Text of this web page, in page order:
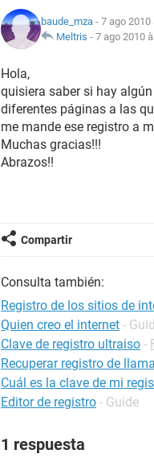
baude_mza - 7 ago 2010
Meltris - 7 ago 2010
Hola,
quisiera saber si hay
diferentes páginas a las
me mande ese registro a
Muchas gracias!!!
Abrazos!!
Compartir
Consulta también:
Registro de los sitios de
Quien creo el internet -
Clave de registro ultraiso -
Recuperar registro de
Cuál es la clave de mi
Editor de registro - Guide
1 respuesta